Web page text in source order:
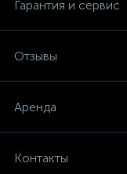
Гарантия и сервис
Отзывы
Аренда
Контакты